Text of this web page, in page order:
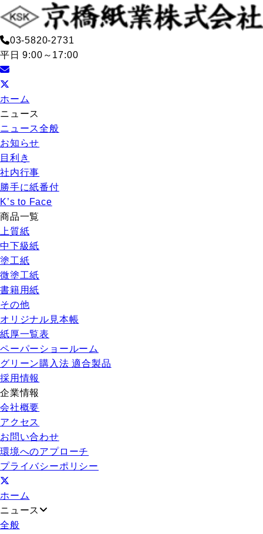
03-5820-2731
平日 9:00～17:00
ホーム
ニュース
ニュース全般
お知らせ
目利き
社内行事
勝手に紙番付
K’s to Face
商品一覧
上質紙
中下級紙
塗工紙
微塗工紙
書籍用紙
その他
オリジナル見本帳
紙厚一覧表
ペーパーショールーム
グリーン購入法 適合製品
採用情報
企業情報
会社概要
アクセス
お問い合わせ
環境へのアプローチ
プライバシーポリシー
ホーム
ニュース
全般